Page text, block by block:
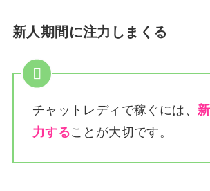
新人期間に注力しまくる
チャットレディで稼ぐには、
力することが大切です。